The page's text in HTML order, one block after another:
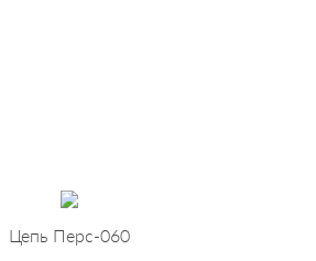
Цепь Перс-060